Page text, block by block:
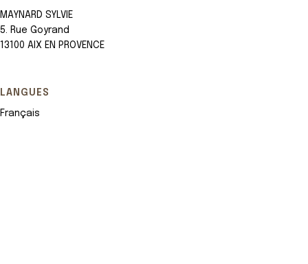
MAYNARD SYLVIE
5. Rue Goyrand
13100 AIX EN PROVENCE
LANGUES
Français